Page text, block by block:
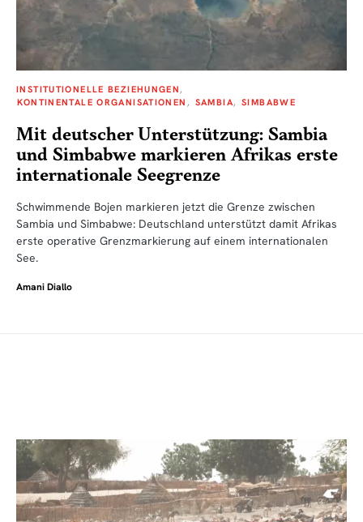
INSTITUTIONELLE BEZIEHUNGEN
KONTINENTALE ORGANISATIONEN
SAMBIA SIMBABWE
Mit deutscher Unterstützung: Sambia
und Simbabwe markieren Afrikas erste
internationale Seegrenze
Schwimmende Bojen markieren jetzt die Grenze zwischen
Sambia und Simbabwe: Deutschland unterstützt damit Afrikas
erste operative Grenzmarkierung auf einem internationalen
See.
Amani Diallo